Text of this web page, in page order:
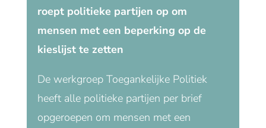
roept politieke partijen op om
mensen met een beperking op de
kieslijst te zetten
De werkgroep Toegankelijke Politiek
heeft alle politieke partijen per brief
opgeroepen om mensen met een